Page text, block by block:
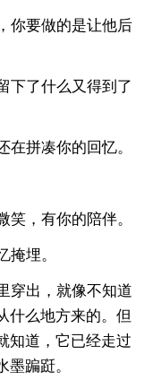
你要做的是让他后
下了什么又得到了
拼凑你的回忆。
，有你的陪伴。
掩埋。
穿出，就像不知道
什么地方来的。但
知道，它已经走过
蹁跹。